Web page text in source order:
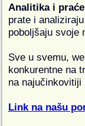
Analitika i
prate i
poboljšaju svoje
Sve u svemu,
konkurentne na
na najučinkovitiji
Link na našu